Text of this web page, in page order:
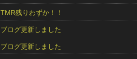
TMR残りわずか！！
ブログ更新しました
ブログ更新しました